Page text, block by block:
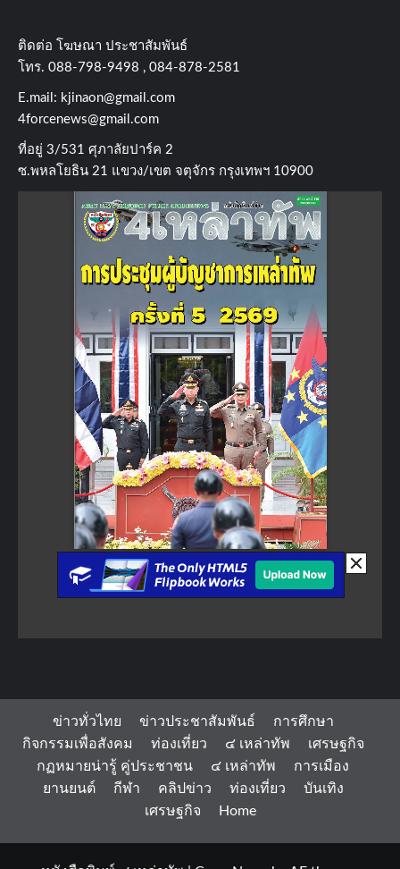
ติดต่อ​ โฆษณา​ ประชาสัมพันธ์
โทร​. 088-798-9498 , 084-878-2581
E.mail: kjinaon@gmail.com
4forcenews@gmail.com
ที่อยู่​ 3/531​ ศุภาลัยปาร์ค​ 2
ซ.พหลโยธิน​ 21​ แขวง/เขต​ จตุจักร​ กรุงเทพฯ 10900
ข่าวทั่วไทย ข่าวประชาสัมพันธ์
การศึกษา
กิจกรรมเพื่อสังคม
ท่องเที่ยว ๔ เหล่าทัพ
เศรษฐกิจ
กฏหมายน่ารู้ คู่ประชาชน
๔ เหล่าทัพ
การเมือง
ยานยนต์
กีฬา คลิปข่าว ท่องเที่ยว
บันเทิง
เศรษฐกิจ
Home